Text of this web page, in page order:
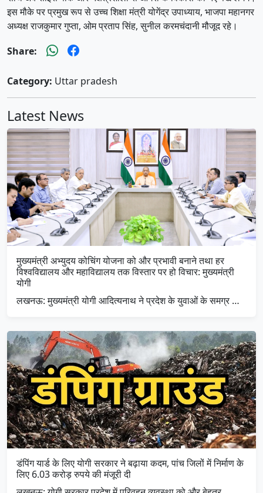
इस मौके पर प्रमुख रूप से उच्च शिक्षा मंत्री योगेंद्र उपाध्याय, भाजपा महानगर
अध्यक्ष राजकुमार गुप्ता, ओम प्रताप सिंह, सुनील करमचंदानी मौजूद रहे।
Share:
Category: Uttar pradesh
Latest News
मुख्यमंत्री अभ्युदय कोचिंग योजना को और प्रभावी बनाने तथा हर
विश्वविद्यालय और महाविद्यालय तक विस्तार पर हो विचार: मुख्यमंत्री
योगी
लखनऊ: मुख्यमंत्री योगी आदित्यनाथ ने प्रदेश के युवाओं के समग्र …
डंपिंग यार्ड के लिए योगी सरकार ने बढ़ाया कदम, पांच जिलों में निर्माण के
लिए 6.03 करोड़ रुपये की मंजूरी दी